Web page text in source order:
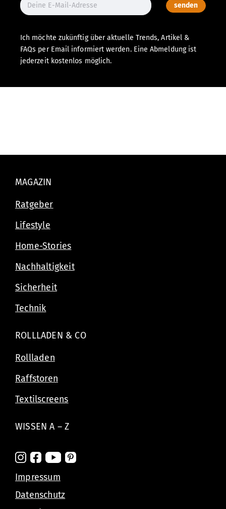
senden
Ich möchte zukünftig über aktuelle Trends, Artikel &
FAQs per Email informiert werden. Eine Abmeldung ist
jederzeit kostenlos möglich.
MAGAZIN
Ratgeber
Lifestyle
Home-Stories
Nachhaltigkeit
Sicherheit
Technik
ROLLLADEN & CO
Rollladen
Raffstoren
Textilscreens
WISSEN A – Z
Impressum
Datenschutz